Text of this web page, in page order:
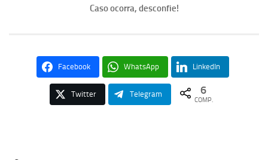
Caso ocorra, desconfie!
Facebook WhatsApp LinkedIn
Twitter Telegram 6
COMP.